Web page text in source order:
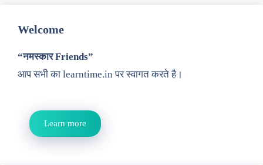
Welcome
“नमस्कार Friends”
आप सभी का learntime.in पर स्वागत करते है।
Learn more